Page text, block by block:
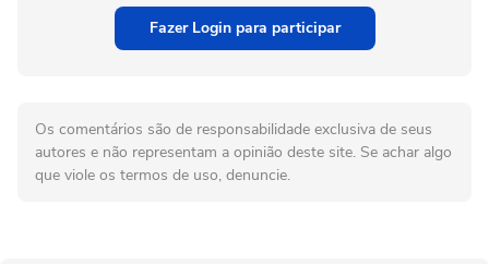
Fazer Login para participar
Os comentários são de responsabilidade exclusiva de seus
autores e não representam a opinião deste site. Se achar algo
que viole os termos de uso, denuncie.